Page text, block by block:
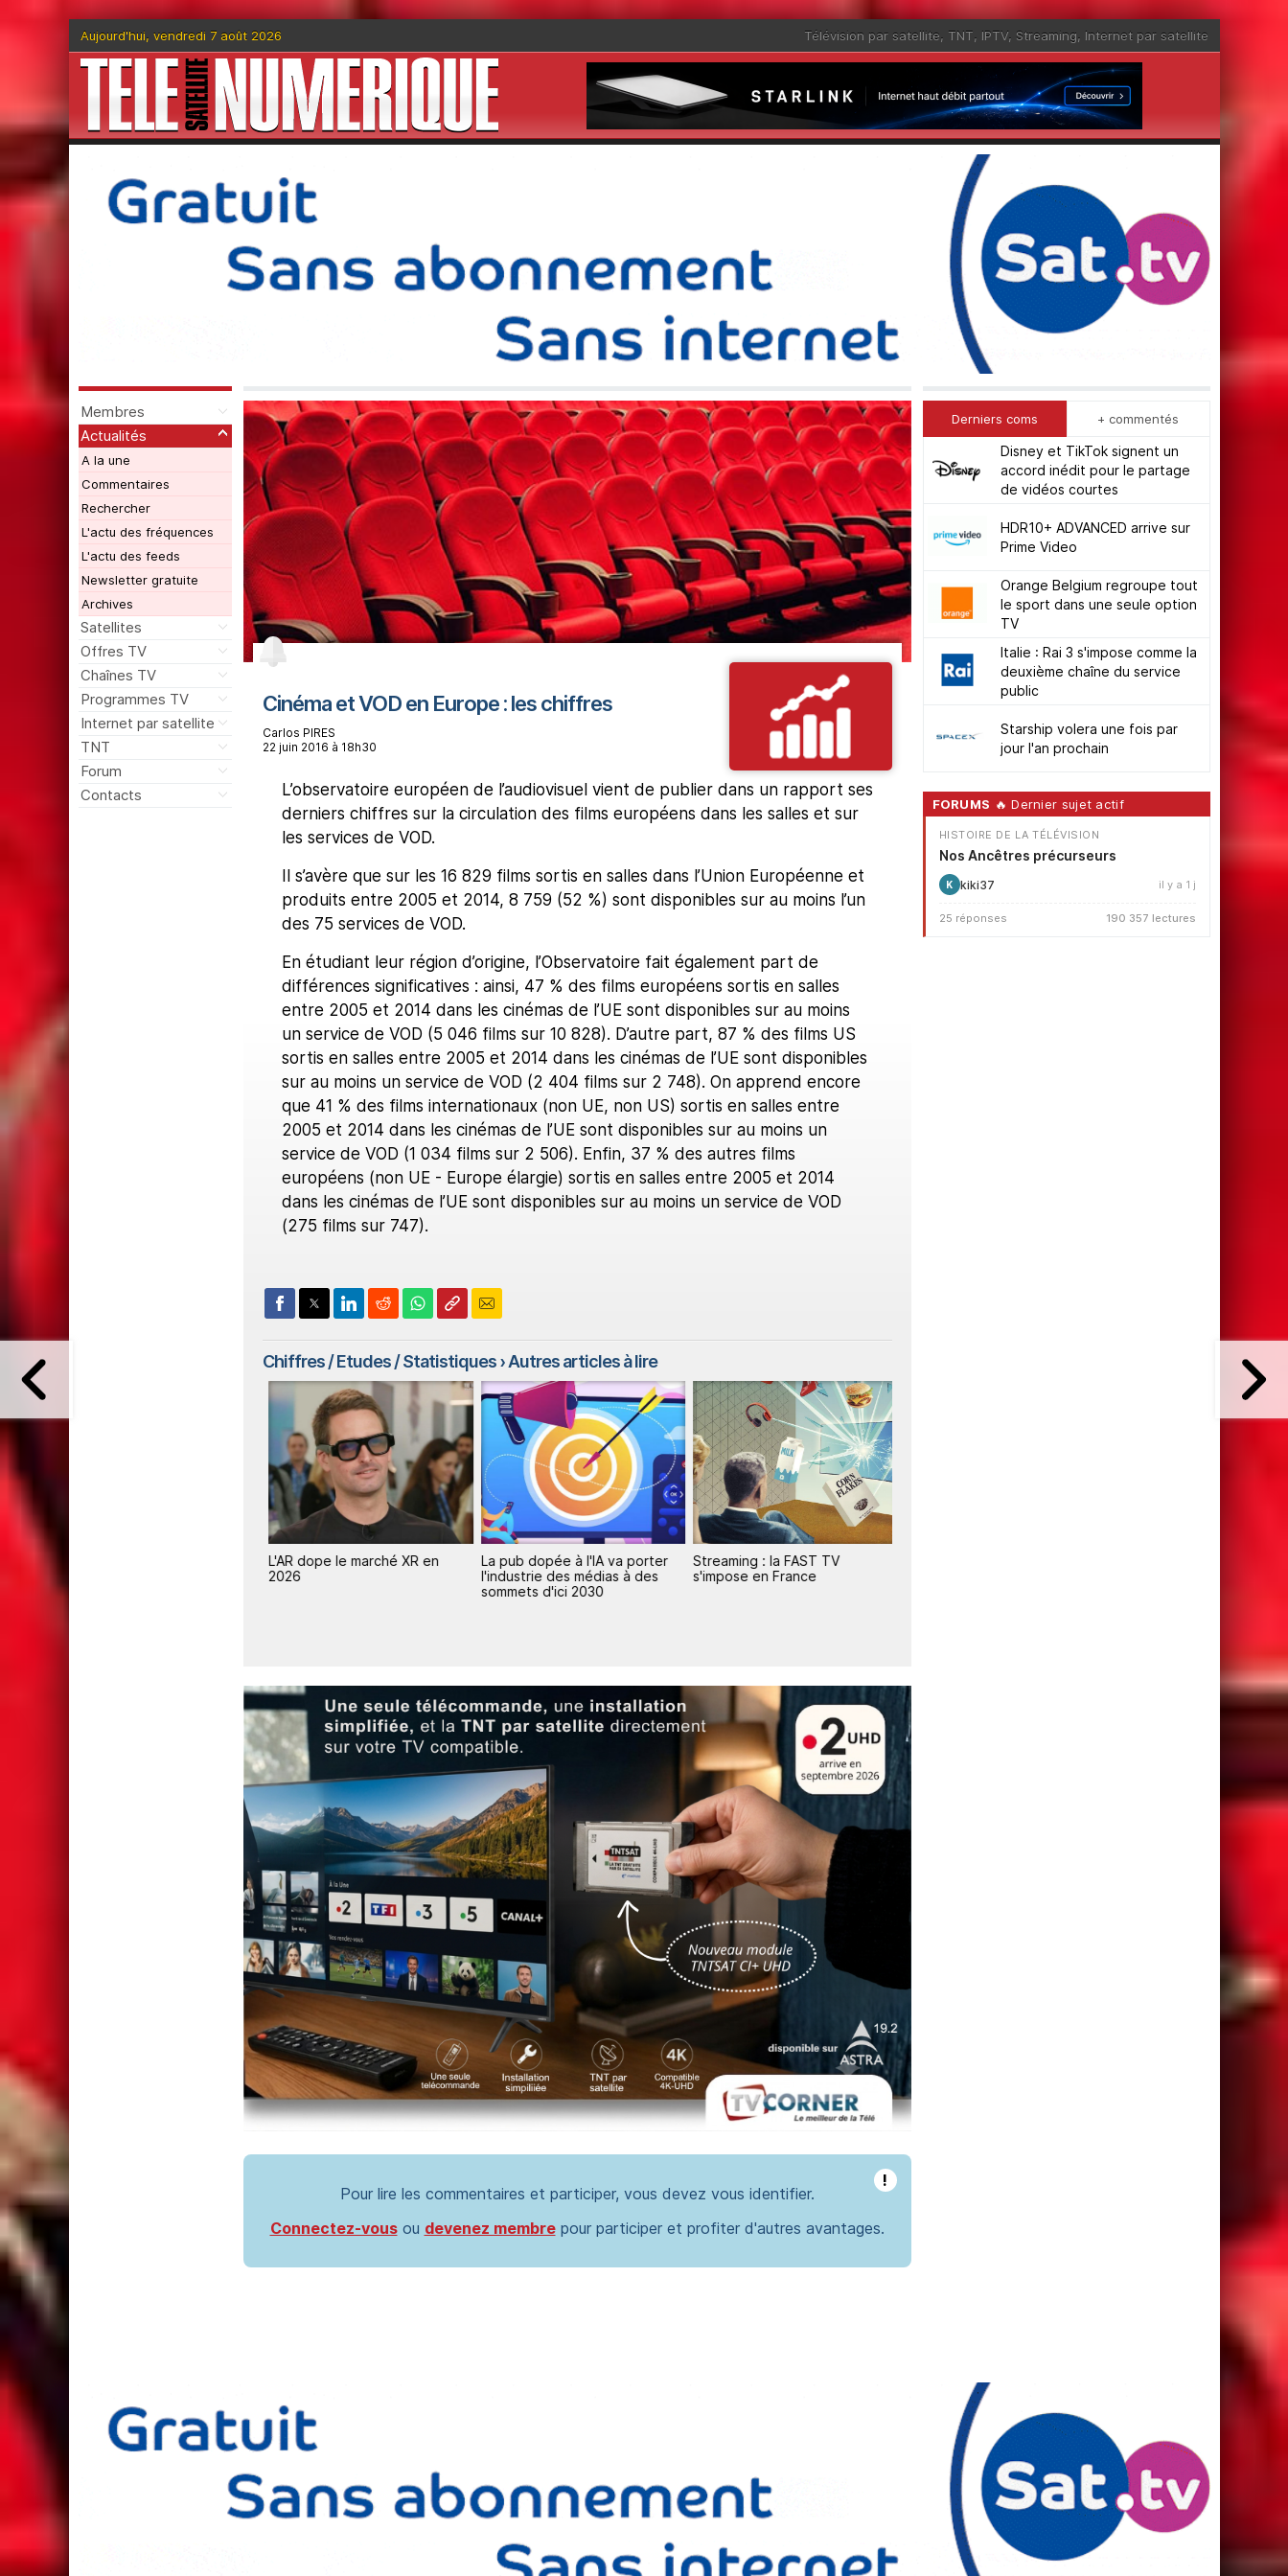
Aujourd'hui, vendredi 7 août 2026 Télévision par satellite, TNT, IPTV, Streaming, Internet par satellite
Membres
Actualités
A la une
Commentaires
Rechercher
L'actu des fréquences
L'actu des feeds
Newsletter gratuite
Archives
Satellites
Offres TV
Chaînes TV
Programmes TV
Internet par satellite
TNT
Forum
Contacts
Cinéma et VOD en Europe : les chiffres
Carlos PIRES
22 juin 2016 à 18h30
L’observatoire européen de l’audiovisuel vient de publier dans un rapport ses
derniers chiffres sur la circulation des films européens dans les salles et sur
les services de VOD.
Il s’avère que sur les 16 829 films sortis en salles dans l’Union Européenne et
produits entre 2005 et 2014, 8 759 (52 %) sont disponibles sur au moins l’un
des 75 services de VOD.
En étudiant leur région d’origine, l’Observatoire fait également part de
différences significatives : ainsi, 47 % des films européens sortis en salles
entre 2005 et 2014 dans les cinémas de l’UE sont disponibles sur au moins
un service de VOD (5 046 films sur 10 828). D’autre part, 87 % des films US
sortis en salles entre 2005 et 2014 dans les cinémas de l’UE sont disponibles
sur au moins un service de VOD (2 404 films sur 2 748). On apprend encore
que 41 % des films internationaux (non UE, non US) sortis en salles entre
2005 et 2014 dans les cinémas de l’UE sont disponibles sur au moins un
service de VOD (1 034 films sur 2 506). Enfin, 37 % des autres films
européens (non UE - Europe élargie) sortis en salles entre 2005 et 2014
dans les cinémas de l’UE sont disponibles sur au moins un service de VOD
(275 films sur 747).
Chiffres / Etudes / Statistiques› Autres articles à lire
gagne des parts
L'AR dope le marché XR en
2026
La pub dopée à l'IA va porter
l'industrie des médias à des
sommets d'ici 2030
Streaming : la FAST TV
s'impose en France
!
Pour lire les commentaires et participer, vous devez vous identifier.
Connectez-vousou devenez membrepour participer et profiter d'autres avantages.
Derniers coms + commentés
Disney et TikTok signent un
accord inédit pour le partage
de vidéos courtes
HDR10+ ADVANCED arrive sur
Prime Video
Orange Belgium regroupe tout
le sport dans une seule option
TV
Italie : Rai 3 s'impose comme la
deuxième chaîne du service
public
Starship volera une fois par
jour l'an prochain
FORUMS 🔥 Dernier sujet actif
HISTOIRE DE LA TÉLÉVISION
Nos Ancêtres précurseurs
K kiki37 il y a 1 j
25 réponses 190 357 lectures